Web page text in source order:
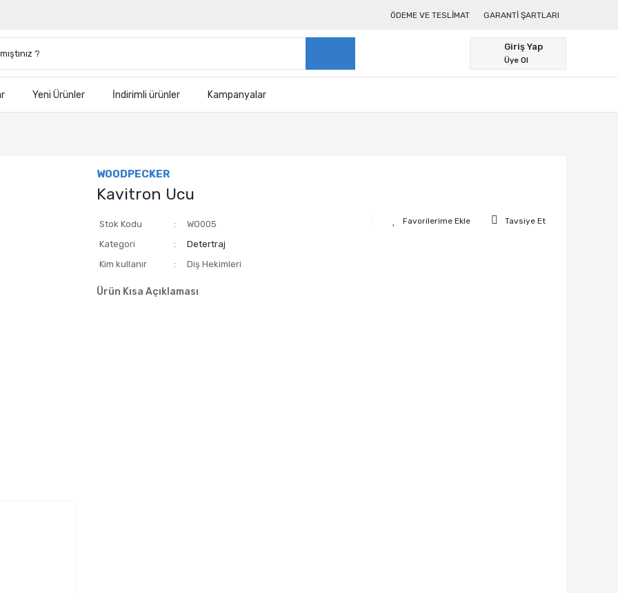
ÖDEME VE TESLIMAT GARANTI ŞARTLARI
Giriş Yap
Üye Ol
Yeni Ürünler İndirimli ürünler Kampanyalar
WOODPECKER
Kavitron Ucu
Stok Kodu
WO005
Kategori
Detertraj
Kim kullanır
Diş Hekimleri
Ürün Kısa Açıklaması
Tavsiye Et